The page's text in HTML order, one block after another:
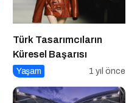
Türk Tasarımcıların
Küresel Başarısı
Yaşam 1 yıl önce